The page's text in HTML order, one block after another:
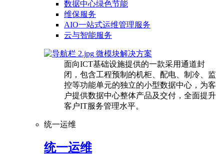
数据中心绿色节能
维保服务
AIO一站式运维管理服务
云与智能服务
微模块解决方案
面向ICT基础设施提供的一款采用通道封
闭，包含工程预制的机柜、配电、制冷、监
控等功能单元的独立的小型数据中心，为客
户提供数据中心整体产品及交付，全面提升
客户IT服务管理水平。
统一运维
统一运维